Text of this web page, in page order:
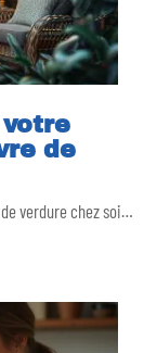
votre
de
verdure chez soi…